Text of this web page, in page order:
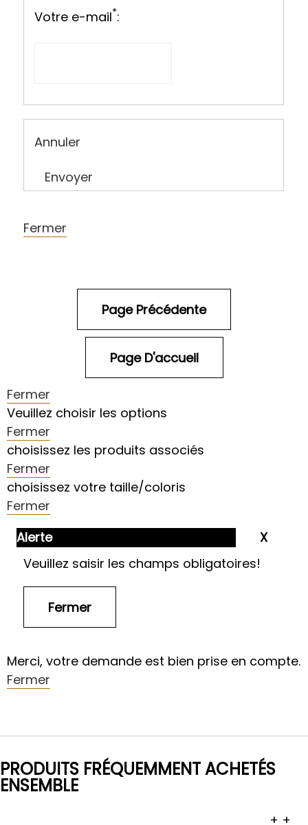
Votre e-mail*:
Annuler
Envoyer
Fermer
Fermer
Veuillez choisir les options
Fermer
choisissez les produits associés
Fermer
choisissez votre taille/coloris
Fermer
Alerte
Veuillez saisir les champs obligatoires!
Merci, votre demande est bien prise en compte.
Fermer
PRODUITS FRÉQUEMMENT ACHETÉS
ENSEMBLE
+ +